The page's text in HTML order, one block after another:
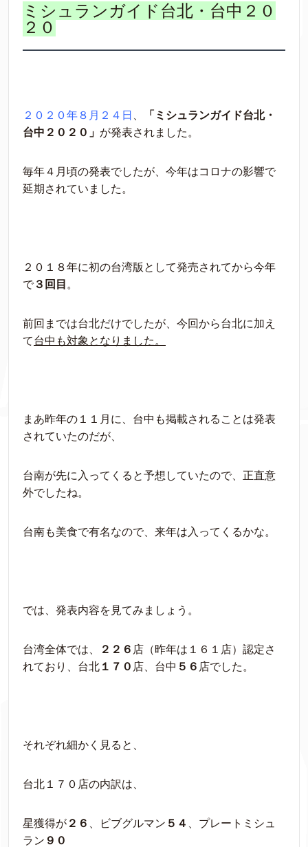
ミシュランガイド台北・台中２０
２０
２０２０年８月２４日
「ミシュランガイド台北・
台中２０２０」 が発表されました。
毎年４月頃の発表でしたが、今年はコロナの影響で
延期されていました。
２０１８年に初の台湾版として発売されてから今年
で３回目 。
前回までは台北だけでしたが、 今回から台北に加え
て台中も対象となりました。
まあ昨年の１１月に、台中も掲載されることは発表
されていたのだが、
台南が先に入ってくると予想していたので、正直意
外でしたね。
台南も美食で有名なので、来年は入ってくるかな。
では、発表内容を見てみましょう。
台湾全体では、 ２２６ 店（昨年は１６１店）認定さ
れており、台北 １７０ 店、台中 ５６ 店でした。
それぞれ細かく見ると、
台北１７０店の内訳は、
星獲得が ２６ 、ビブグルマン ５４
、プレートミシュ
ラン ９０